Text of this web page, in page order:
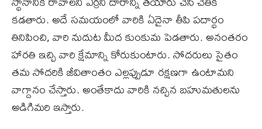
కడతారు. అదే సమయంలో వారికి ఏదైనా తీపి పదార్థం
తినిపించి, వారి నుదుట మీద కుంకుమ పెడతారు. అనంతరం
హారతి ఇచ్చి వారి క్షేమాన్ని కోరుకుంటారు. సోదరులు సైతం
తమ సోదరికి జీవితాంతం ఎల్లప్పుడూ రక్షణగా ఉంటామని
వాగ్దానం చేస్తారు. అంతేకాదు వారికి నచ్చిన బహుమతులను
అడిగిమరి ఇస్తారు.